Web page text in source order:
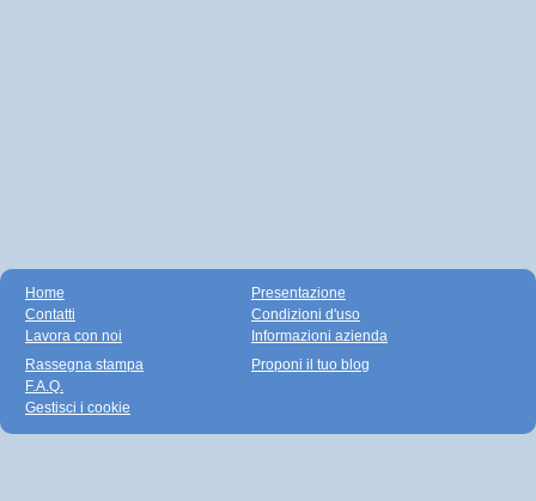
Home
Contatti
Lavora con noi
Presentazione
Condizioni d'uso
Informazioni azienda
Rassegna stampa
F.A.Q.
Gestisci i cookie
Proponi il tuo blog